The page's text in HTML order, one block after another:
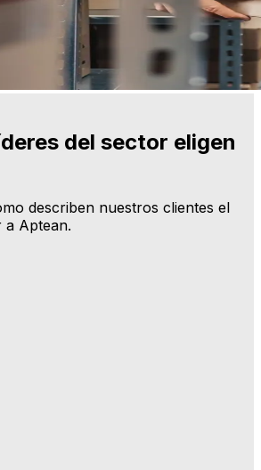
del sector eligen
describen nuestros clientes el
a Aptean.